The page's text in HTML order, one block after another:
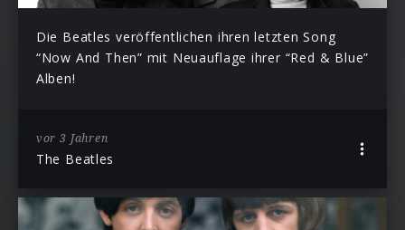
Die Beatles veröffentlichen ihren letzten Song
“Now And Then” mit Neuauflage ihrer “Red & Blue”
Alben!
vor 3 Jahren
The Beatles